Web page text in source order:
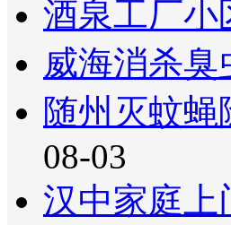
酒泉工厂小
威海消杀
随州灭蚊
08-03
汉中家庭上